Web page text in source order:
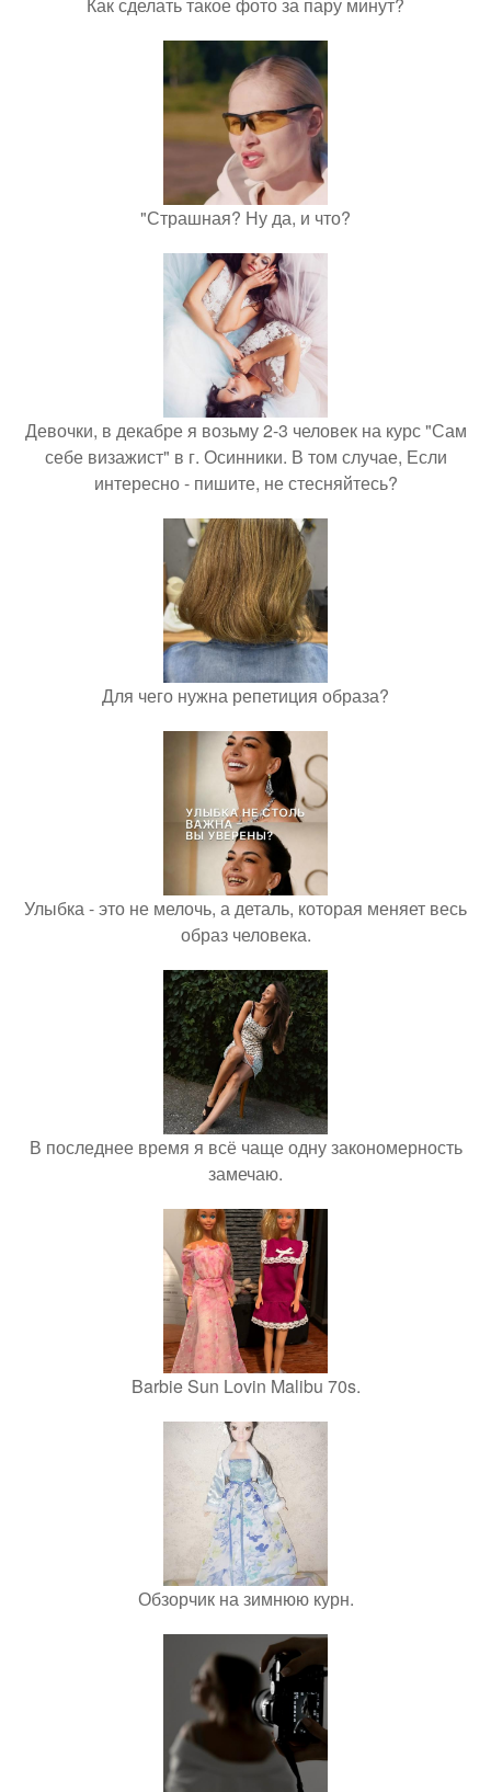
"Страшная? Ну да, и что?
Девочки, в декабре я возьму 2-3 человек на курс "Сам
себе визажист" в г. Осинники. В том случае, Если
интересно - пишите, не стесняйтесь?
Для чего нужна репетиция образа?
Улыбка - это не мелочь, а деталь, которая меняет весь
образ человека.
В последнее время я всё чаще одну закономерность
замечаю.
Barbie Sun Lovin Malibu 70s.
Обзорчик на зимнюю курн.